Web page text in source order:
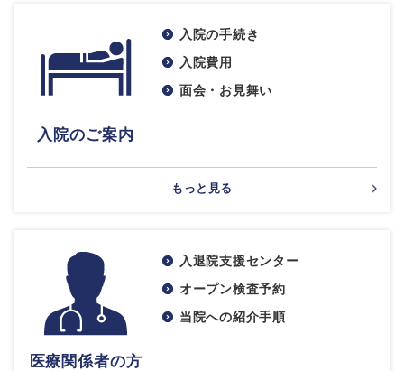
入院のご案内
入院の手続き
入院費用
面会・お見舞い
もっと見る
医療関係者の方
入退院支援センター
オープン検査予約
当院への紹介手順